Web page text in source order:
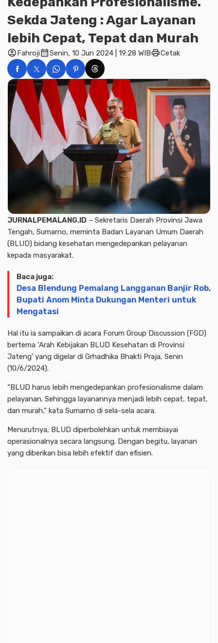
Sekda Jateng : Agar Layanan
lebih Cepat, Tepat dan Murah
account_circleFahrojicalendar_monthSenin, 10 Jun 2024 | 19:28 WIBprintCetak
JURNALPEMALANG.ID – Sekretaris Daerah Provinsi Jawa
Tengah, Sumarno, meminta Badan Layanan Umum Daerah
(BLUD) bidang kesehatan mengedepankan pelayanan
kepada masyarakat.
Baca juga:
Desa Blendung Pemalang Langganan Banjir Rob,
Bupati Anom Minta Dukungan Menteri untuk
Mengatasi
Hal itu ia sampaikan di acara Forum Group Discussion (FGD)
bertema ‘Arah Kebijakan BLUD Kesehatan di Provinsi
Jateng’ yang digelar di Grhadhika Bhakti Praja, Senin
(10/6/2024).
“BLUD harus lebih mengedepankan profesionalisme dalam
pelayanan. Sehingga layanannya menjadi lebih cepat, tepat,
dan murah,” kata Sumarno di sela-sela acara.
Menurutnya, BLUD diperbolehkan untuk membiayai
operasionalnya secara langsung. Dengan begitu, layanan
yang diberikan bisa lebih efektif dan efisien.